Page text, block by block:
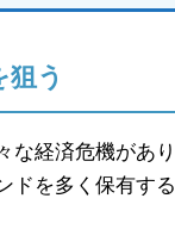
う
な経済危機があ
ドを多く保有す